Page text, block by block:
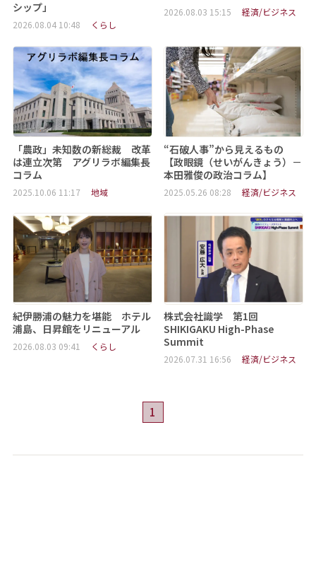
シップ」
2026.08.04 10:48 くらし
2026.08.03 15:15 経済/ビジネス
「農政」未知数の新総裁 改革
は連立次第 アグリラボ編集長
コラム
2025.10.06 11:17 地域
“石破人事”から見えるもの
【政眼鏡（せいがんきょう）－
本田雅俊の政治コラム】
2025.05.26 08:28 経済/ビジネス
紀伊勝浦の魅力を堪能 ホテル
浦島、日昇館をリニューアル
2026.08.03 09:41 くらし
株式会社識学 第1回
SHIKIGAKU High-Phase
Summit
2026.07.31 16:56 経済/ビジネス
1